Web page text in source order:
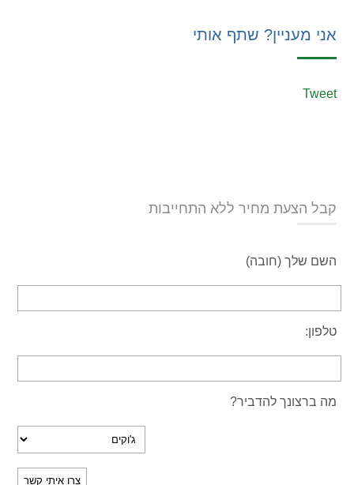
אני מעניין? שתף אותי
Tweet
קבל הצעת מחיר ללא התחייבות
השם שלך (חובה)
טלפון:
מה ברצונך להדביר?